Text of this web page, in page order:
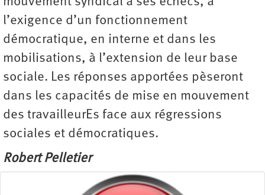
l’exigence d’un fonctionnement
démocratique, en interne et dans les
mobilisations, à l’extension de leur base
sociale. Les réponses apportées pèseront
dans les capacités de mise en mouvement
des travailleurEs face aux régressions
sociales et démocratiques.
Robert Pelletier